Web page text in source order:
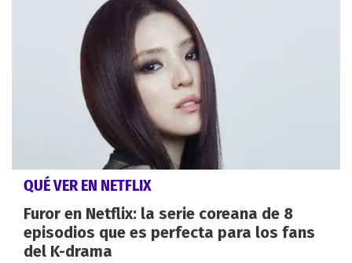
QUÉ VER EN NETFLIX
Furor en Netflix: la serie coreana de 8
episodios que es perfecta para los fans
del K-drama